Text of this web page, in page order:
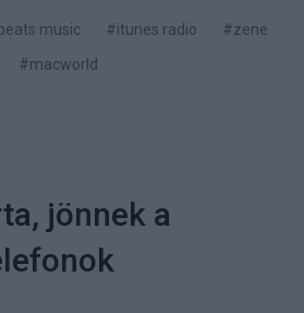
music #itunes radio
#zene
#macworld
jönnek a